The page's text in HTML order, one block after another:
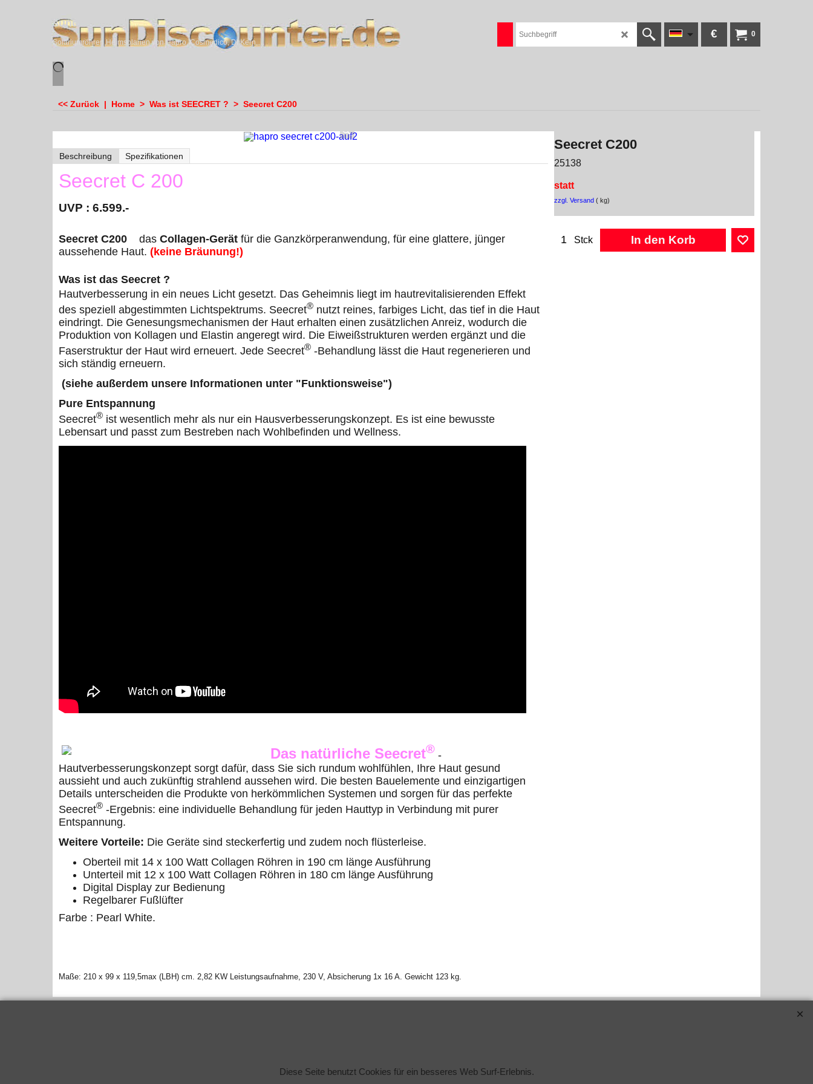
sundiscounter
Solariumröhren,Heimsolarien von Hapro, Cosmedico, Dr.Kern, Megasun & Ergoline
0
€
<< Zurück | Home > Was ist SEECRET ? > Seecret C200
Seecret C200
25138
statt
zzgl. Versand kg
Stck In den Korb
Beschreibung Spezifikationen
Seecret C 200
UVP : 6.599.-
Seecret C200 das Collagen-Gerät für die Ganzkörperanwendung, für eine glattere, jünger
aussehende Haut. (keine Bräunung!)
Was ist das Seecret ?
Hautverbesserung in ein neues Licht gesetzt. Das Geheimnis liegt im hautrevitalisierenden Effekt
des speziell abgestimmten Lichtspektrums. Seecret® nutzt reines, farbiges Licht, das tief in die Haut
eindringt. Die Genesungsmechanismen der Haut erhalten einen zusätzlichen Anreiz, wodurch die
Produktion von Kollagen und Elastin angeregt wird. Die Eiweißstrukturen werden ergänzt und die
Faserstruktur der Haut wird erneuert. Jede Seecret® -Behandlung lässt die Haut regenerieren und
sich ständig erneuern.
(siehe außerdem unsere Informationen unter "Funktionsweise")
Pure Entspannung
Seecret® ist wesentlich mehr als nur ein Hausverbesserungskonzept. Es ist eine bewusste
Lebensart und passt zum Bestreben nach Wohlbefinden und Wellness.
Das natürliche Seecret® -
Hautverbesserungskonzept sorgt dafür, dass Sie sich rundum wohlfühlen, Ihre Haut gesund
aussieht und auch zukünftig strahlend aussehen wird. Die besten Bauelemente und einzigartigen
Details unterscheiden die Produkte von herkömmlichen Systemen und sorgen für das perfekte
Seecret® -Ergebnis: eine individuelle Behandlung für jeden Hauttyp in Verbindung mit purer
Entspannung.
Weitere Vorteile: Die Geräte sind steckerfertig und zudem noch flüsterleise.
Oberteil mit 14 x 100 Watt Collagen Röhren in 190 cm länge Ausführung
Unterteil mit 12 x 100 Watt Collagen Röhren in 180 cm länge Ausführung
Digital Display zur Bedienung
Regelbarer Fußlüfter
Farbe : Pearl White.
Maße: 210 x 99 x 119,5max (LBH) cm. 2,82 KW Leistungsaufnahme, 230 V, Absicherung 1x 16 A. Gewicht 123 kg.
WebShop erstellt mit
Diese Seite benutzt Cookies für ein besseres Web Surf-Erlebnis.